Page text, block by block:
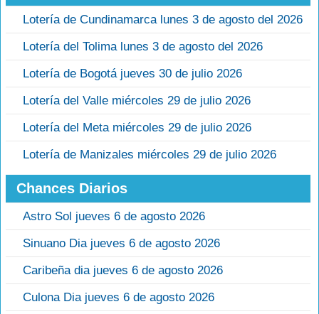
Lotería de Cundinamarca lunes 3 de agosto del 2026
Lotería del Tolima lunes 3 de agosto del 2026
Lotería de Bogotá jueves 30 de julio 2026
Lotería del Valle miércoles 29 de julio 2026
Lotería del Meta miércoles 29 de julio 2026
Lotería de Manizales miércoles 29 de julio 2026
Chances Diarios
Astro Sol jueves 6 de agosto 2026
Sinuano Dia jueves 6 de agosto 2026
Caribeña dia jueves 6 de agosto 2026
Culona Dia jueves 6 de agosto 2026